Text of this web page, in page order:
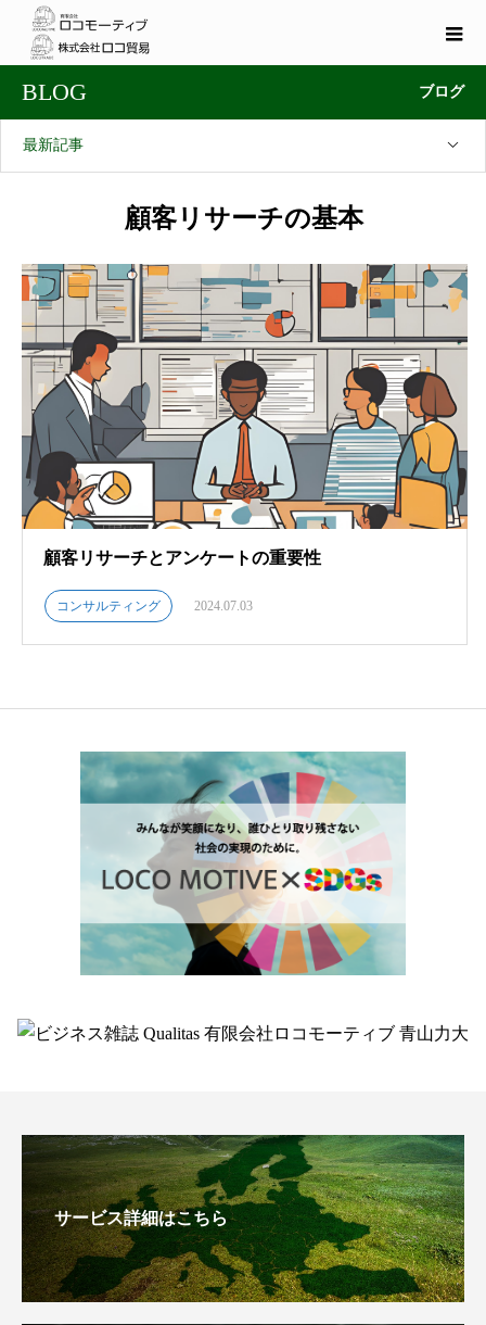
BLOG ブログ
最新記事
顧客リサーチの基本
顧客リサーチとアンケートの重要性
コンサルティング 2024.07.03
サービス詳細はこちら